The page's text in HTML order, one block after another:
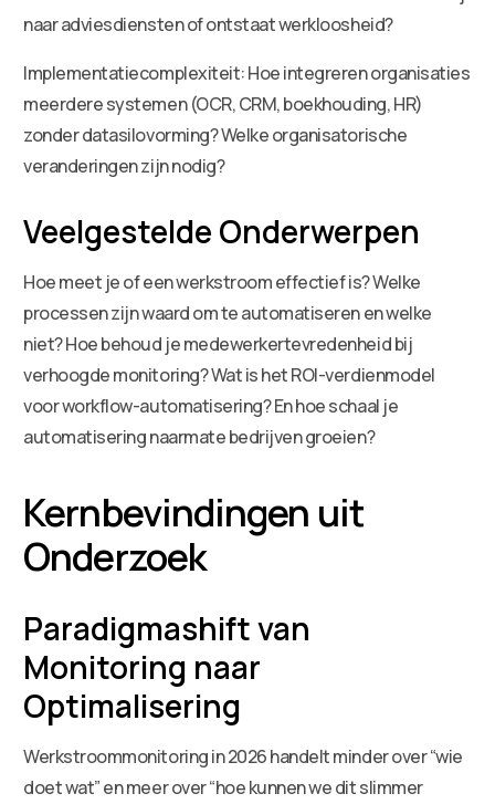
naar adviesdiensten of ontstaat werkloosheid?
Implementatiecomplexiteit: Hoe integreren organisaties
meerdere systemen (OCR, CRM, boekhouding, HR)
zonder datasilovorming? Welke organisatorische
veranderingen zijn nodig?
Veelgestelde Onderwerpen
Hoe meet je of een werkstroom effectief is? Welke
processen zijn waard om te automatiseren en welke
niet? Hoe behoud je medewerkertevredenheid bij
verhoogde monitoring? Wat is het ROI-verdienmodel
voor workflow-automatisering? En hoe schaal je
automatisering naarmate bedrijven groeien?
Kernbevindingen uit
Onderzoek
Paradigmashift van
Monitoring naar
Optimalisering
Werkstroommonitoring in 2026 handelt minder over “wie
doet wat” en meer over “hoe kunnen we dit slimmer